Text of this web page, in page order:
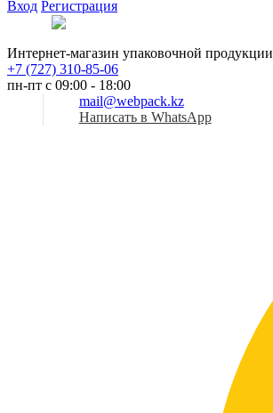
Вход Регистрация
Интернет-магазин упаковочной продукции
+7 (727) 310-85-06
пн-пт с 09:00 - 18:00
mail@webpack.kz
Написать в WhatsApp